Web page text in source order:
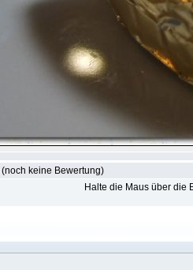
(noch keine Bewertung)
Halte die Maus über die